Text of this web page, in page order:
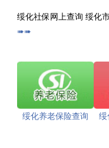
绥化社保网上查询 绥化
➠➠
绥化养老保险查询 绥